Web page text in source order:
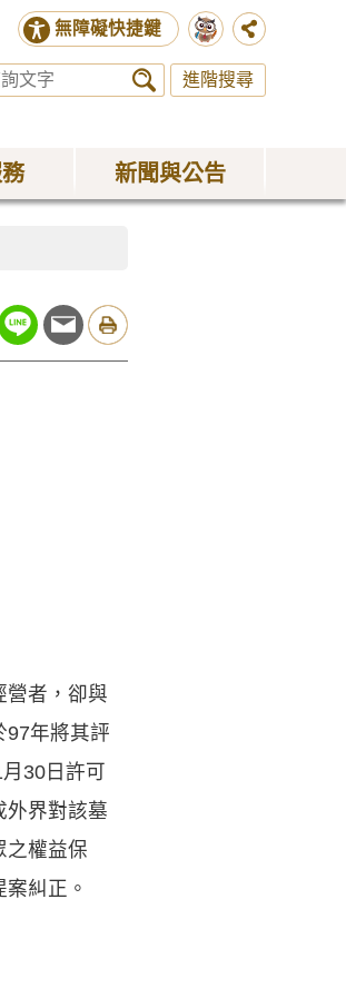
無障礙快捷鍵
進階搜尋
新聞與公告
營者，卻與
97年將其評
30日許可
外界對該墓
之權益保
糾正。